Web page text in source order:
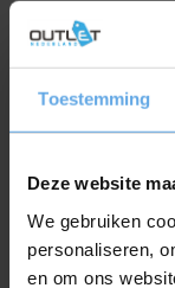
Toestemming
Deze website
We gebruiken
personaliseren,
en om ons
Beschrijving
Delen
Toevoegen